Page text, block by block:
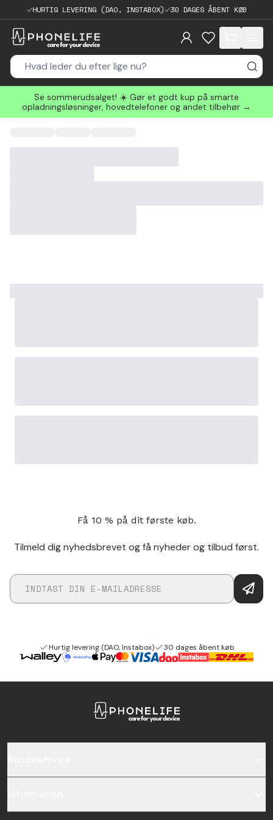
HURTIG LEVERING (DAO, INSTABOX) 30 DAGES ÅBENT KØB
items in cart,
Se sommerudsalget! ☀️ Gør et godt kup på smarte
opladningsløsninger, hovedtelefoner og andet tilbehør →
Få 10 % på dit første køb.
Tilmeld dig nyhedsbrevet og få nyheder og tilbud først.
Hurtig levering (DAO, Instabox) 30 dages åbent køb